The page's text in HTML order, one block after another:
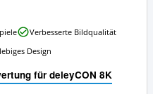
für deleyCON 8K
Verbesserte Bildqualität
Design